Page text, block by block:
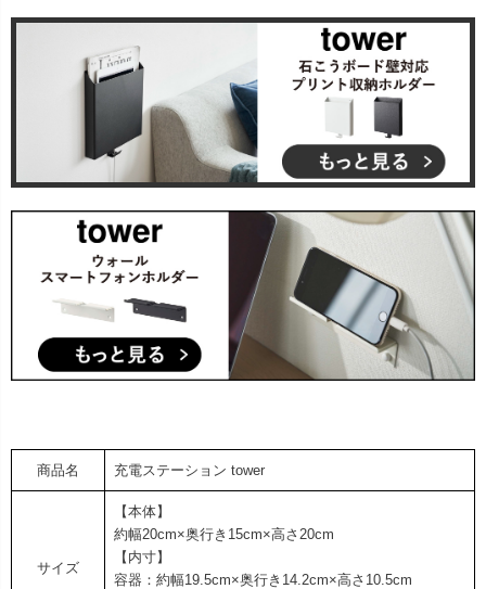
商品名 充電ステーション tower
サイズ
【本体】
約幅20cm×奥行き15cm×高さ20cm
【内寸】
容器：約幅19.5cm×奥行き14.2cm×高さ10.5cm